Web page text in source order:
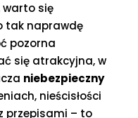
warto się
tak naprawdę
pozorna
się atrakcyjna, w
niebezpieczny
nieścisłości
przepisami – to